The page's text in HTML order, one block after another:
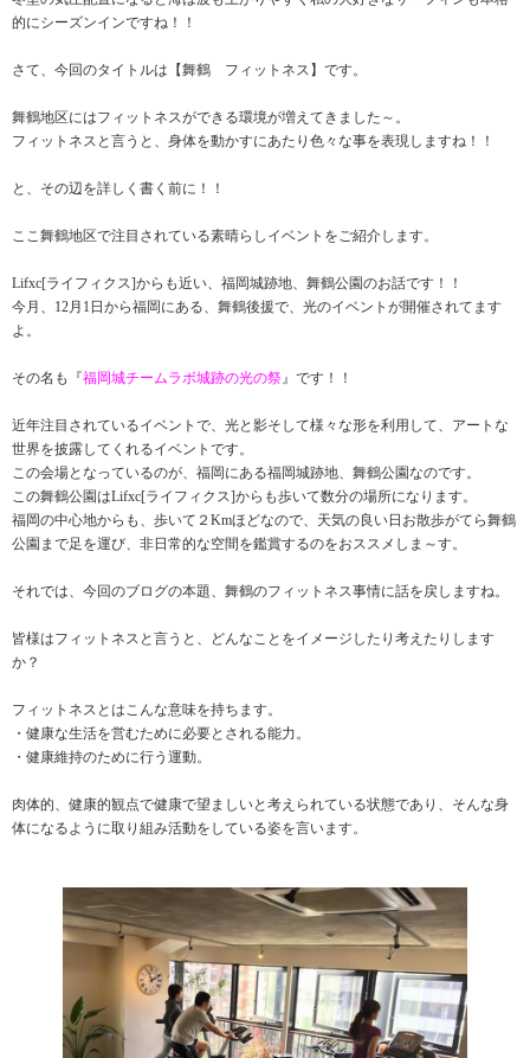
的にシーズンインですね！！
さて、今回のタイトルは【舞鶴 フィットネス】です。
舞鶴地区にはフィットネスができる環境が増えてきました～。
フィットネスと言うと、身体を動かすにあたり色々な事を表現しますね！！
と、その辺を詳しく書く前に！！
ここ舞鶴地区で注目されている素晴らしイベントをご紹介します。
Lifxc[ライフィクス]からも近い、福岡城跡地、舞鶴公園のお話です！！
今月、12月1日から福岡にある、舞鶴後援で、光のイベントが開催されてます
よ。
その名も『福岡城チームラボ城跡の光の祭』です！！
近年注目されているイベントで、光と影そして様々な形を利用して、アートな
世界を披露してくれるイベントです。
この会場となっているのが、福岡にある福岡城跡地、舞鶴公園なのです。
この舞鶴公園はLifxc[ライフィクス]からも歩いて数分の場所になります。
福岡の中心地からも、歩いて２Kmほどなので、天気の良い日お散歩がてら舞鶴
公園まで足を運び、非日常的な空間を鑑賞するのをおススメしま～す。
それでは、今回のブログの本題、舞鶴のフィットネス事情に話を戻しますね。
皆様はフィットネスと言うと、どんなことをイメージしたり考えたりします
か？
フィットネスとはこんな意味を持ちます。
・健康な生活を営むために必要とされる能力。
・健康維持のために行う運動。
肉体的、健康的観点で健康で望ましいと考えられている状態であり、そんな身
体になるように取り組み活動をしている姿を言います。